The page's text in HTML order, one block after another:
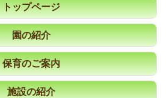
トップページ
園の紹介
保育のご案内
施設の紹介